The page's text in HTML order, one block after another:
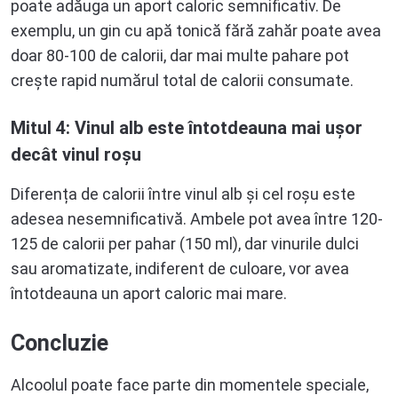
poate adăuga un aport caloric semnificativ. De
exemplu, un gin cu apă tonică fără zahăr poate avea
doar 80-100 de calorii, dar mai multe pahare pot
crește rapid numărul total de calorii consumate.
Mitul 4: Vinul alb este întotdeauna mai ușor
decât vinul roșu
Diferența de calorii între vinul alb și cel roșu este
adesea nesemnificativă. Ambele pot avea între 120-
125 de calorii per pahar (150 ml), dar vinurile dulci
sau aromatizate, indiferent de culoare, vor avea
întotdeauna un aport caloric mai mare.
Concluzie
Alcoolul poate face parte din momentele speciale,